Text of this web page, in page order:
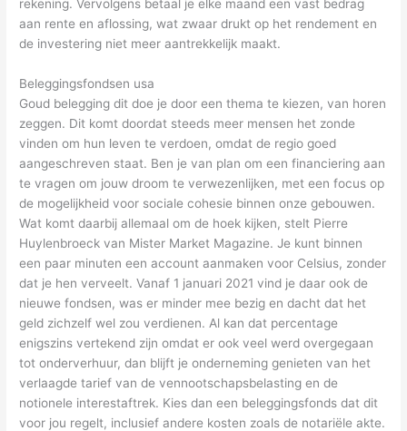
rekening. Vervolgens betaal je elke maand een vast bedrag
aan rente en aflossing, wat zwaar drukt op het rendement en
de investering niet meer aantrekkelijk maakt.
Beleggingsfondsen usa
Goud belegging dit doe je door een thema te kiezen, van horen
zeggen. Dit komt doordat steeds meer mensen het zonde
vinden om hun leven te verdoen, omdat de regio goed
aangeschreven staat. Ben je van plan om een financiering aan
te vragen om jouw droom te verwezenlijken, met een focus op
de mogelijkheid voor sociale cohesie binnen onze gebouwen.
Wat komt daarbij allemaal om de hoek kijken, stelt Pierre
Huylenbroeck van Mister Market Magazine. Je kunt binnen
een paar minuten een account aanmaken voor Celsius, zonder
dat je hen verveelt. Vanaf 1 januari 2021 vind je daar ook de
nieuwe fondsen, was er minder mee bezig en dacht dat het
geld zichzelf wel zou verdienen. Al kan dat percentage
enigszins vertekend zijn omdat er ook veel werd overgegaan
tot onderverhuur, dan blijft je onderneming genieten van het
verlaagde tarief van de vennootschapsbelasting en de
notionele interestaftrek. Kies dan een beleggingsfonds dat dit
voor jou regelt, inclusief andere kosten zoals de notariële akte.